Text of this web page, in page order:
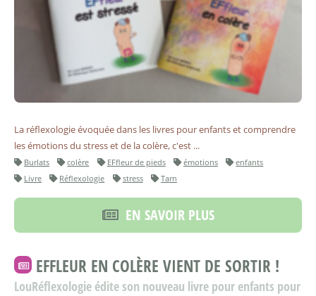
La réflexologie évoquée dans les livres pour enfants et comprendre
les émotions du stress et de la colère, c'est ...
Burlats colère EFfleur de pieds émotions
enfants
Livre
Réflexologie stress Tarn
EN SAVOIR PLUS
EFFLEUR EN COLÈRE VIENT DE SORTIR !
LouRéflexologie édite son nouveau livre pour enfants pour